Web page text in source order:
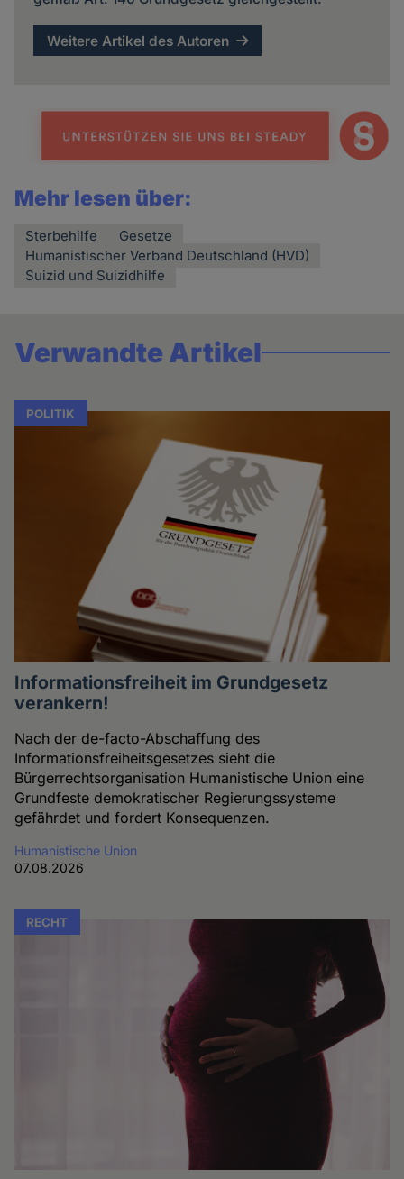
Weitere Artikel des Autoren
Mehr lesen über:
Sterbehilfe
Gesetze
Humanistischer Verband Deutschland (HVD)
Suizid und Suizidhilfe
Verwandte Artikel
POLITIK
Informationsfreiheit im Grundgesetz
verankern!
Nach der de-facto-Abschaffung des
Informationsfreiheitsgesetzes sieht die
Bürgerrechtsorganisation Humanistische Union eine
Grundfeste demokratischer Regierungssysteme
gefährdet und fordert Konsequenzen.
Humanistische Union
07.08.2026
RECHT